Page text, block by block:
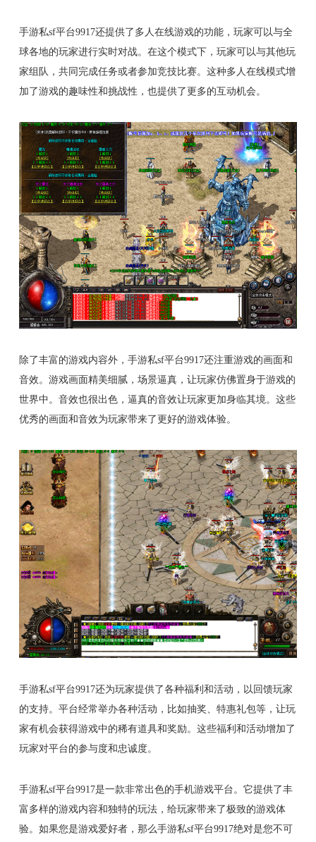
手游私sf平台9917还提供了多人在线游戏的功能，玩家可以与全
球各地的玩家进行实时对战。在这个模式下，玩家可以与其他玩
家组队，共同完成任务或者参加竞技比赛。这种多人在线模式增
加了游戏的趣味性和挑战性，也提供了更多的互动机会。
除了丰富的游戏内容外，手游私sf平台9917还注重游戏的画面和
音效。游戏画面精美细腻，场景逼真，让玩家仿佛置身于游戏的
世界中。音效也很出色，逼真的音效让玩家更加身临其境。这些
优秀的画面和音效为玩家带来了更好的游戏体验。
手游私sf平台9917还为玩家提供了各种福利和活动，以回馈玩家
的支持。平台经常举办各种活动，比如抽奖、特惠礼包等，让玩
家有机会获得游戏中的稀有道具和奖励。这些福利和活动增加了
玩家对平台的参与度和忠诚度。
手游私sf平台9917是一款非常出色的手机游戏平台。它提供了丰
富多样的游戏内容和独特的玩法，给玩家带来了极致的游戏体
验。如果您是游戏爱好者，那么手游私sf平台9917绝对是您不可